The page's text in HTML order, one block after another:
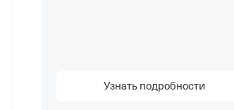
Узнать подробности